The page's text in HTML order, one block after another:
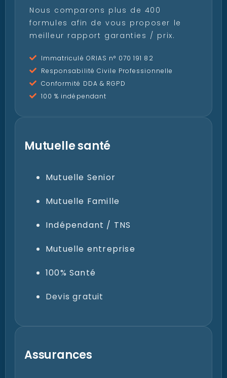
Nous comparons plus de 400
formules afin de vous proposer le
meilleur rapport garanties / prix.
Immatriculé ORIAS n° 070 191 82
Responsabilité Civile Professionnelle
Conformité DDA & RGPD
100 % indépendant
Mutuelle santé
Mutuelle Senior
Mutuelle Famille
Indépendant / TNS
Mutuelle entreprise
100% Santé
Devis gratuit
Assurances